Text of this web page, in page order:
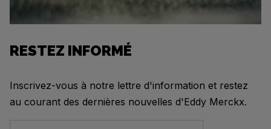
RESTEZ INFORMÉ
Inscrivez-vous à notre lettre d'information et restez
au courant des dernières nouvelles d'Eddy Merckx.